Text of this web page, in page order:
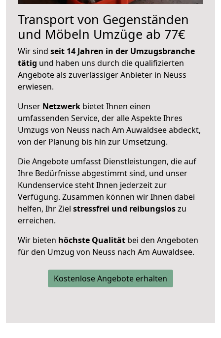
Transport von Gegenständen
und Möbeln Umzüge ab 77€
Wir sind seit 14 Jahren in der Umzugsbranche
tätig und haben uns durch die qualifizierten
Angebote als zuverlässiger Anbieter in Neuss
erwiesen.
Unser Netzwerk bietet Ihnen einen
umfassenden Service, der alle Aspekte Ihres
Umzugs von Neuss nach Am Auwaldsee abdeckt,
von der Planung bis hin zur Umsetzung.
Die Angebote umfasst Dienstleistungen, die auf
Ihre Bedürfnisse abgestimmt sind, und unser
Kundenservice steht Ihnen jederzeit zur
Verfügung. Zusammen können wir Ihnen dabei
helfen, Ihr Ziel stressfrei und reibungsloszu
erreichen.
Wir bieten höchste Qualität bei den Angeboten
für den Umzug von Neuss nach Am Auwaldsee.
Kostenlose Angebote erhalten